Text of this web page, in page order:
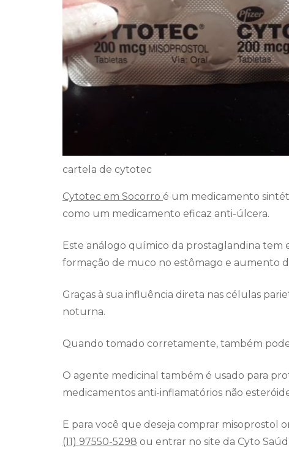
cartela de cytotec
Cytotec em Socorro é um medicamento
como um medicamento eficaz anti-úlcera.
Este análogo químico da prostaglandina
formação de muco no estômago e aumento
Graças à sua influência direta nas células
noturna.
Quando tomado corretamente, também
O agente medicinal também é usado para
medicamentos anti-inflamatórios não
E para você que deseja comprar misoprostol
(11) 97550-5298 ou entrar no site da Cyto